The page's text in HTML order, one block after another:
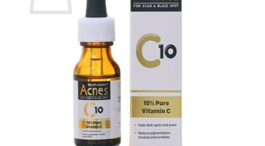
Chưa có sản phẩm trong giỏ hàng.
Quay trở lại cửa hàng